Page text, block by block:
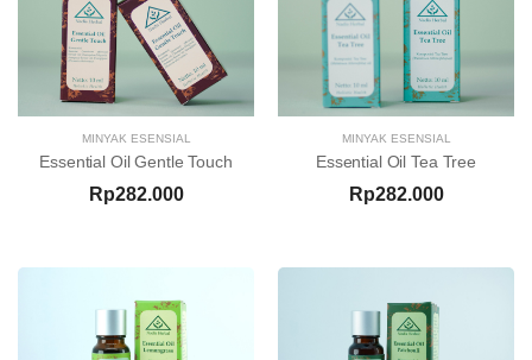
MINYAK ESENSIAL
Essential Oil Gentle Touch
Rp282.000
MINYAK ESENSIAL
Essential Oil Tea Tree
Rp282.000